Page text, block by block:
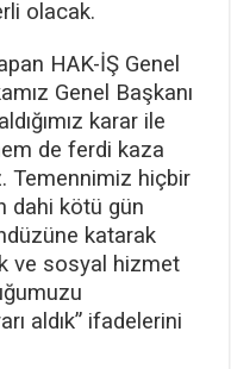
olacak.
HAK-İŞ Genel
Genel Başkanı
karar ile
de ferdi kaza
Temennimiz hiçbir
dahi kötü gün
katarak
ve sosyal hizmet
aldık” ifadelerini